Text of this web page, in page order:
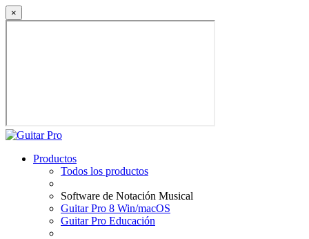
×
Productos
Todos los productos
Software de Notación Musical
Guitar Pro 8 Win/macOS
Guitar Pro Educación